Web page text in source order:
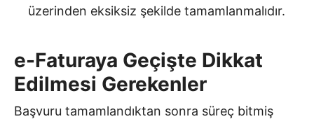
üzerinden eksiksiz şekilde tamamlanmalıdır.
e-Faturaya Geçişte Dikkat
Edilmesi Gerekenler
Başvuru tamamlandıktan sonra süreç bitmiş